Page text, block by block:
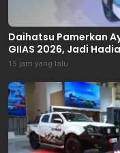
Daihatsu Pamerkan
GIIAS 2026, Jadi
15 jam yang lalu